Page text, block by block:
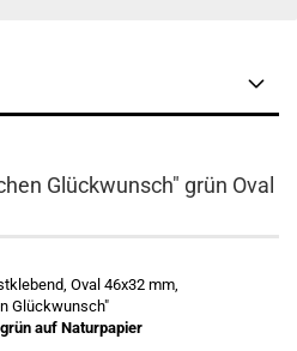
Glückwunsch" grün Oval
Oval 46x32 mm,
Glückwunsch"
auf Naturpapier